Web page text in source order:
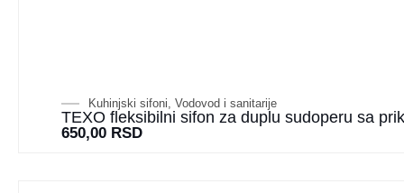
Kuhinjski sifoni, Vodovod i sanitarije
TEXO fleksibilni sifon za duplu sudoperu sa
650,00 RSD